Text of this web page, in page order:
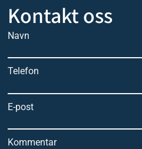
Kontakt oss
Navn
Telefon
E-post
Kommentar